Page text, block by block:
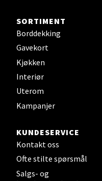
SORTIMENT
Borddekking
Gavekort
Kjøkken
Interiør
Uterom
Kampanjer
KUNDESERVICE
Kontakt oss
Ofte stilte spørsmål
Salgs- og
Leirvik - Stord
Åpent i dag 10-17
Oslo - Thon